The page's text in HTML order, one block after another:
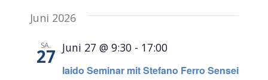
Juni 2026
SA.
27
Iaido Seminar mit Stefano Ferro Sensei
Juni 27 @ 9:30- 17:00